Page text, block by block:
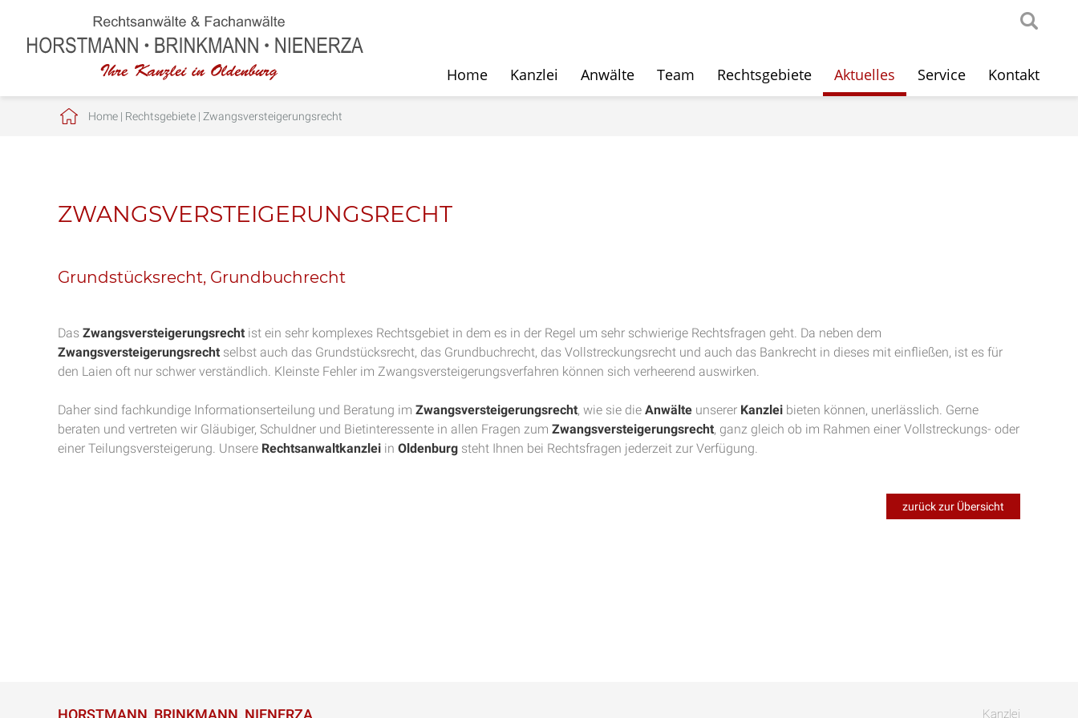
Home Kanzlei Anwälte Team Rechtsgebiete Aktuelles Service Kontakt
Home| Rechtsgebiete| Zwangsversteigerungsrecht
ZWANGSVERSTEIGERUNGSRECHT
Grundstücksrecht, Grundbuchrecht
Das Zwangsversteigerungsrecht ist ein sehr komplexes Rechtsgebiet in dem es in der Regel um sehr schwierige Rechtsfragen geht. Da neben dem
Zwangsversteigerungsrecht selbst auch das Grundstücksrecht, das Grundbuchrecht, das Vollstreckungsrecht und auch das Bankrecht in dieses mit einfließen, ist es für
den Laien oft nur schwer verständlich. Kleinste Fehler im Zwangsversteigerungsverfahren können sich verheerend auswirken.
Daher sind fachkundige Informationserteilung und Beratung im Zwangsversteigerungsrecht, wie sie die Anwälte unserer Kanzlei bieten können, unerlässlich. Gerne
beraten und vertreten wir Gläubiger, Schuldner und Bietinteressente in allen Fragen zum Zwangsversteigerungsrecht, ganz gleich ob im Rahmen einer Vollstreckungs- oder
einer Teilungsversteigerung. Unsere Rechtsanwaltkanzlei in Oldenburg steht Ihnen bei Rechtsfragen jederzeit zur Verfügung.
zurück zur Übersicht
HORSTMANN, BRINKMANN, NIENERZA Kanzlei